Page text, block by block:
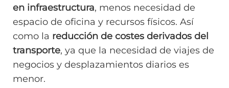
en infraestructura, menos necesidad de
espacio de oficina y recursos físicos. Así
como la reducción de costes derivados del
transporte, ya que la necesidad de viajes de
negocios y desplazamientos diarios es
menor.